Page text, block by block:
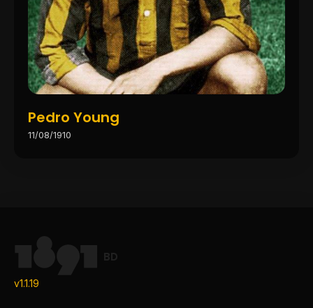
Pedro Young
11/08/1910
BD
v1.1.19